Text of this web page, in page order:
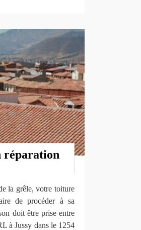
réparation
la grêle, votre toiture
de procéder à sa
doit être prise entre
à Jussy dans le 1254